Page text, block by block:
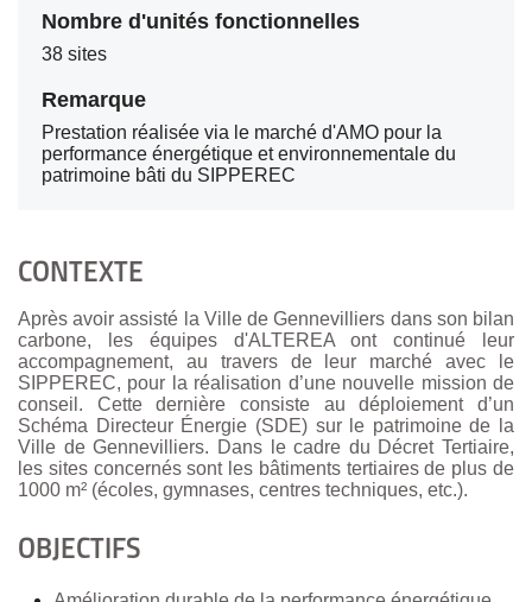
Nombre d'unités fonctionnelles
38 sites
Remarque
Prestation réalisée via le marché d'AMO pour la
performance énergétique et environnementale du
patrimoine bâti du SIPPEREC
CONTEXTE
Après avoir assisté la Ville de Gennevilliers dans son bilan
carbone, les équipes d'ALTEREAont continué leur
accompagnement, au travers de leur marché avec le
SIPPEREC, pour la réalisation d’une nouvelle mission de
conseil. Cette dernière consiste au déploiement d’un
Schéma Directeur Énergie (SDE) sur le patrimoine de la
Ville de Gennevilliers. Dans le cadre du Décret Tertiaire,
les sites concernés sont les bâtiments tertiaires de plus de
1000 m² (écoles, gymnases, centres techniques, etc.).
OBJECTIFS